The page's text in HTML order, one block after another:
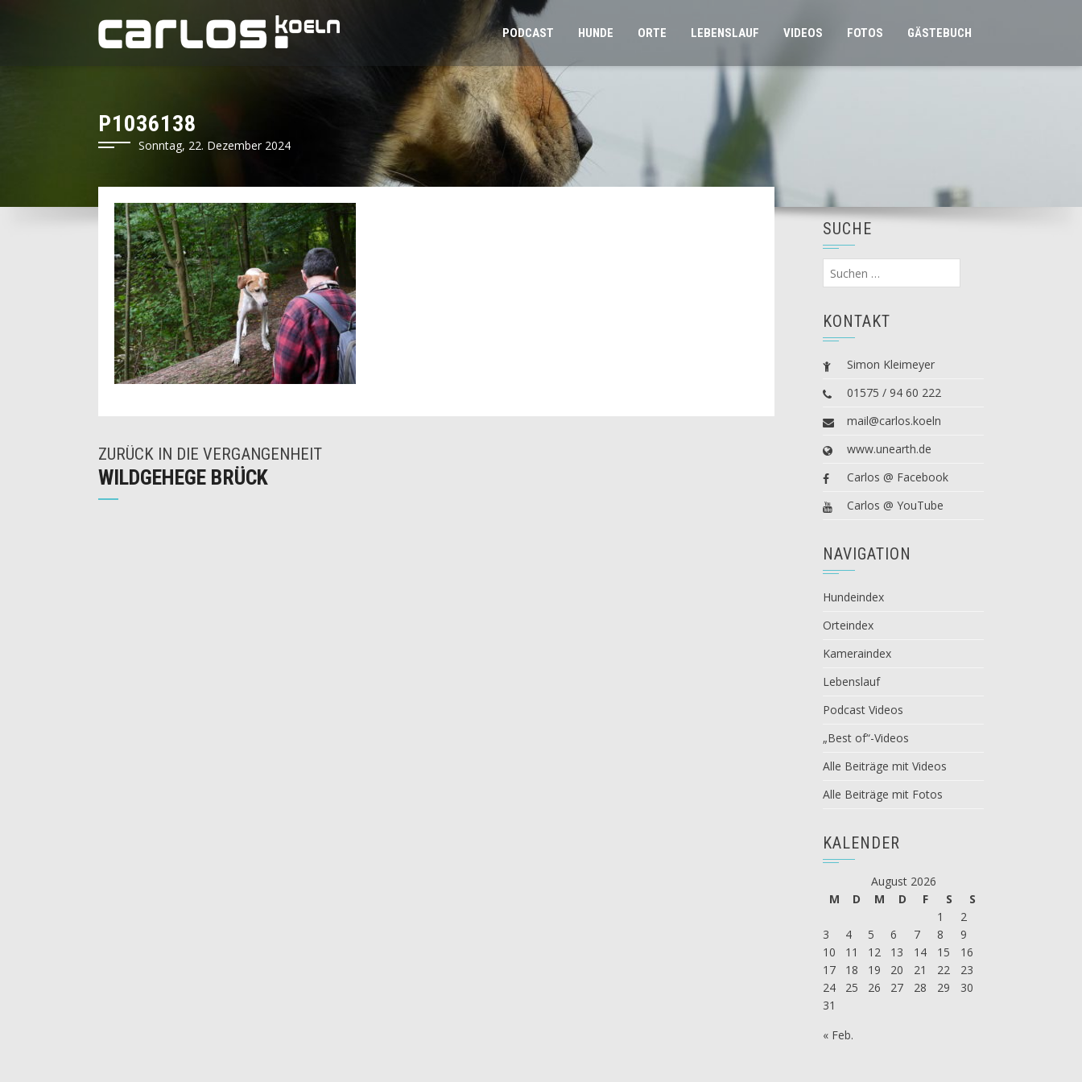
PODCAST HUNDE ORTE LEBENSLAUF VIDEOS FOTOS GÄSTEBUCH
P1036138
Sonntag, 22. Dezember 2024
ZURÜCK IN DIE VERGANGENHEIT
WILDGEHEGE BRÜCK
SUCHE
Suchen
nach:
KONTAKT
Simon Kleimeyer
01575 / 94 60 222
mail@carlos.koeln
www.unearth.de
Carlos @ Facebook
Carlos @ YouTube
NAVIGATION
Hundeindex
Orteindex
Kameraindex
Lebenslauf
Podcast Videos
„Best of“-Videos
Alle Beiträge mit Videos
Alle Beiträge mit Fotos
KALENDER
August 2026
M
D M D F S
S
1
2
3
4 5 6 7 8
9
10
11 12 13 14 15
16
17
18 19 20 21 22
23
24
25 26 27 28 29
30
31
« Feb.